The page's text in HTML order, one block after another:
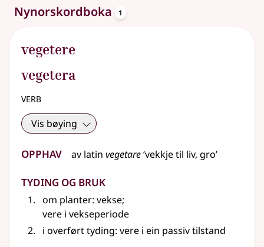
Nynorskordboka 1
vegetere
vegetera
verb
Vis bøying
Opphav av latin vegetare‘vekkje til liv, gro’
Tyding og bruk
om planter: vekse;
vere i vekseperiode
i overført tyding: vere i ein passiv tilstand